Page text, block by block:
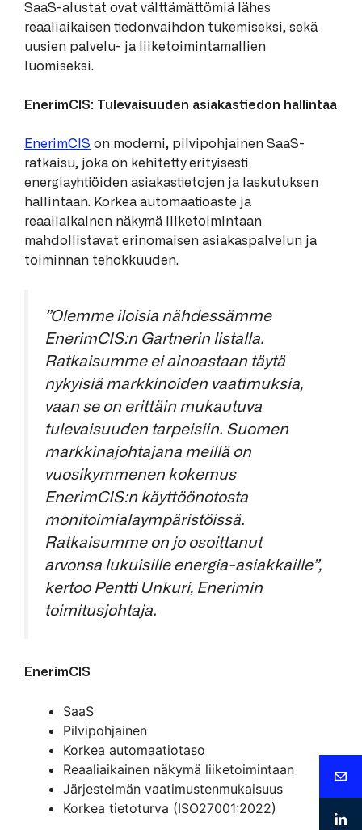
SaaS-alustat ovat välttämättömiä lähes
reaaliaikaisen tiedonvaihdon tukemiseksi, sekä
uusien palvelu- ja liiketoimintamallien
luomiseksi.
EnerimCIS: Tulevaisuuden asiakastiedon hallintaa
EnerimCIS on moderni, pilvipohjainen SaaS-
ratkaisu, joka on kehitetty erityisesti
energiayhtiöiden asiakastietojen ja laskutuksen
hallintaan. Korkea automaatioaste ja
reaaliaikainen näkymä liiketoimintaan
mahdollistavat erinomaisen asiakaspalvelun ja
toiminnan tehokkuuden.
”Olemme iloisia nähdessämme
EnerimCIS:n Gartnerin listalla.
Ratkaisumme ei ainoastaan täytä
nykyisiä markkinoiden vaatimuksia,
vaan se on erittäin mukautuva
tulevaisuuden tarpeisiin. Suomen
markkinajohtajana meillä on
vuosikymmenen kokemus
EnerimCIS:n käyttöönotosta
monitoimialaympäristöissä.
Ratkaisumme on jo osoittanut
arvonsa lukuisille energia-asiakkaille”,
kertoo Pentti Unkuri, Enerimin
toimitusjohtaja.
EnerimCIS
SaaS
Pilvipohjainen
Korkea automaatiotaso
Reaaliaikainen näkymä liiketoimintaan
Järjestelmän vaatimustenmukaisuus
Korkea tietoturva (ISO27001:2022)